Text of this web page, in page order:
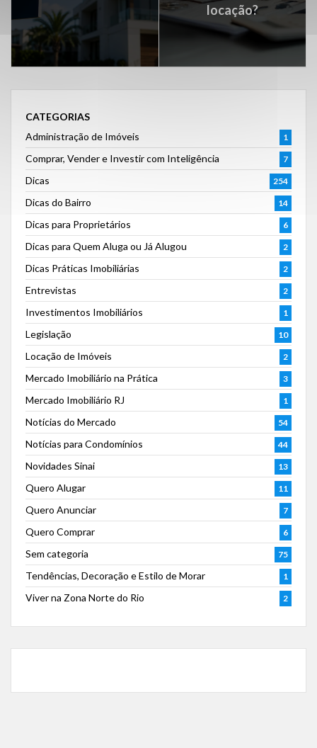
locação?
CATEGORIAS
Administração de Imóveis
1
Comprar, Vender e Investir com Inteligência 7
Dicas 254
Dicas do Bairro 14
Dicas para Proprietários 6
Dicas para Quem Aluga ou Já Alugou 2
Dicas Práticas Imobiliárias 2
Entrevistas 2
Investimentos Imobiliários 1
Legislação 10
Locação de Imóveis 2
Mercado Imobiliário na Prática 3
Mercado Imobiliário RJ 1
Notícias do Mercado 54
Notícias para Condomínios 44
Novidades Sinai 13
Quero Alugar 11
Quero Anunciar 7
Quero Comprar 6
Sem categoria 75
Tendências, Decoração e Estilo de Morar 1
Viver na Zona Norte do Rio 2